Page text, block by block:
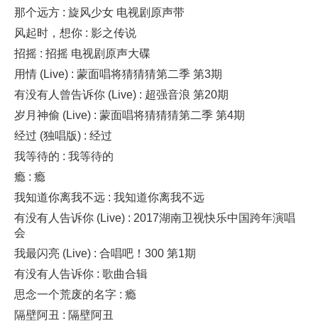
那个远方 : 旋风少女 电视剧原声带
风起时，想你 : 影之传说
招摇 : 招摇 电视剧原声大碟
用情 (Live) : 蒙面唱将猜猜猜第二季 第3期
有没有人曾告诉你 (Live) : 超强音浪 第20期
岁月神偷 (Live) : 蒙面唱将猜猜猜第二季 第4期
经过 (独唱版) : 经过
我等待的 : 我等待的
瘾 : 瘾
我知道你离我不远 : 我知道你离我不远
有没有人告诉你 (Live) : 2017湖南卫视快乐中国跨年演唱
会
我最闪亮 (Live) : 合唱吧！300 第1期
有没有人告诉你 : 歌曲合辑
思念一个荒废的名字 : 瘾
隔壁阿丑 : 隔壁阿丑